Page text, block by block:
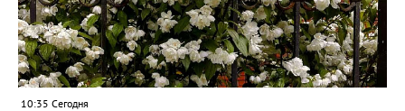
10:35 Сегодня